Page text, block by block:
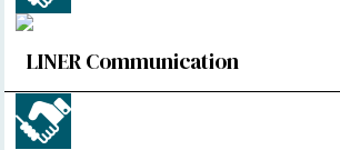
LINER Communication